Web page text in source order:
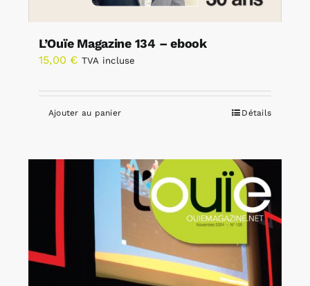
L’Ouïe Magazine 134 – ebook
15,00 € TVA incluse
Ajouter au panier Détails